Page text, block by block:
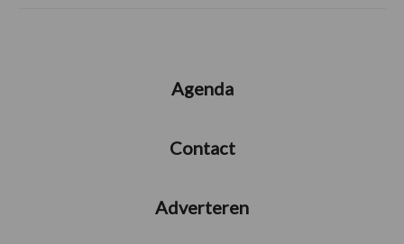
Agenda
Contact
Adverteren